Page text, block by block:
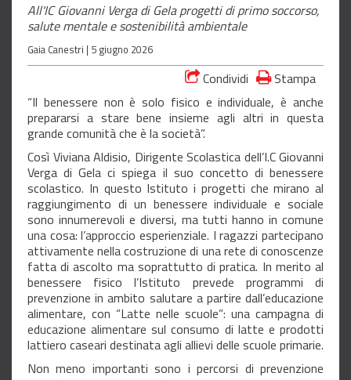
All'IC Giovanni Verga di Gela progetti di primo soccorso,
salute mentale e sostenibilità ambientale
Gaia Canestri | 5 giugno 2026
Condividi
Stampa
“Il benessere non è solo fisico e individuale, è anche
prepararsi a stare bene insieme agli altri in questa
grande comunità che è la società”.
Così Viviana Aldisio, Dirigente Scolastica dell’I.C Giovanni
Verga di Gela ci spiega il suo concetto di benessere
scolastico. In questo Istituto i progetti che mirano al
raggiungimento di un benessere individuale e sociale
sono innumerevoli e diversi, ma tutti hanno in comune
una cosa: l’approccio esperienziale. I ragazzi partecipano
attivamente nella costruzione di una rete di conoscenze
fatta di ascolto ma soprattutto di pratica. In merito al
benessere fisico l’Istituto prevede programmi di
prevenzione in ambito salutare a partire dall’educazione
alimentare, con “Latte nelle scuole”: una campagna di
educazione alimentare sul consumo di latte e prodotti
lattiero caseari destinata agli allievi delle scuole primarie.
Non meno importanti sono i percorsi di prevenzione